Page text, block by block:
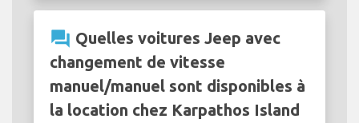
question_answer Quelles voitures Jeep avec
changement de vitesse
manuel/manuel sont disponibles à
la location chez Karpathos Island